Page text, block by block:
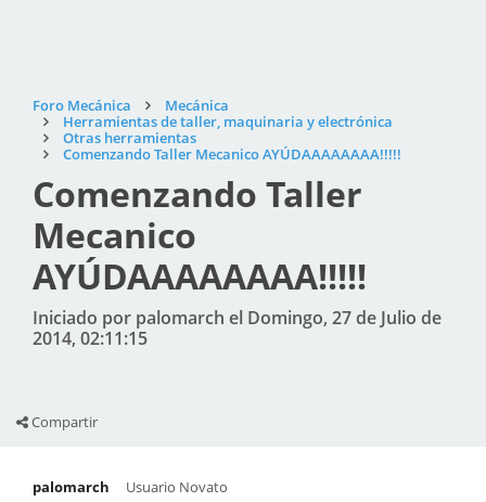
Foro Mecánica
Mecánica
Herramientas de taller, maquinaria y electrónica
Otras herramientas
Comenzando Taller Mecanico AYÚDAAAAAAAA!!!!!
Comenzando Taller
Mecanico
AYÚDAAAAAAAA!!!!!
Iniciado por palomarch el Domingo, 27 de Julio de
2014, 02:11:15
Compartir
palomarch Usuario Novato